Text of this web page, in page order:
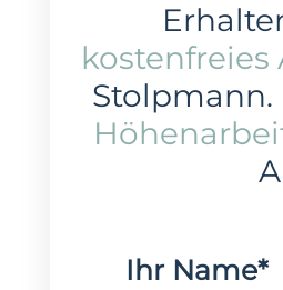
kostenfreies
Ihr Name*